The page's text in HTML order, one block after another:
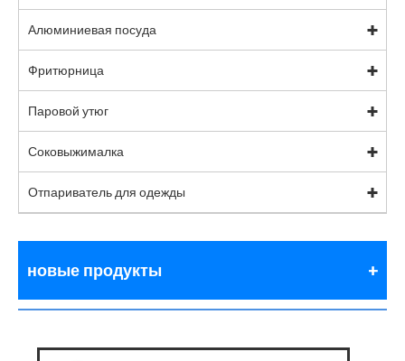
Алюминиевая посуда
Фритюрница
Паровой утюг
Соковыжималка
Отпариватель для одежды
новые продукты